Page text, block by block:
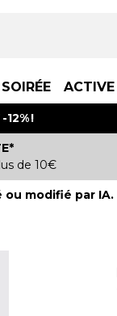
SOIRÉE ACTIVE
!
de 10€
modifié par IA.